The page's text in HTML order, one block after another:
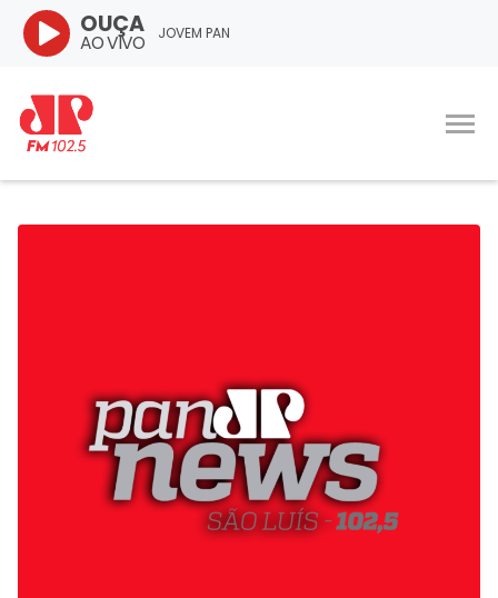
JOVEM PAN
OUÇA
AO VIVO